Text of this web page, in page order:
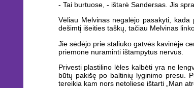
- Tai burtuose, - ištarė Sandersas. Jis
Vėliau Melvinas negalėjo pasakyti,
dešimtį išeities taškų, tačiau Melvinas
Jie sėdėjo prie staliuko gatvės kavinėje
priemone nuraminti ištampytus nervus.
Privesti plastilino lėles kalbėti yra ne
būtų pakišę po baltinių lyginimo presu.
tereikia kam nors netoliese ištarti „Man